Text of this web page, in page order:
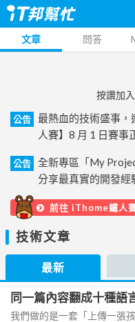
文章 問答
按讚加
公告
最熱血的技術盛事，
人賽】8 月 1 日賽事
公告
全新專區「My
分享最真實的開發經
前往 iThome鐵人
技術文章
最新
同一篇內容翻成十種語
我們做的是一套「上傳一張